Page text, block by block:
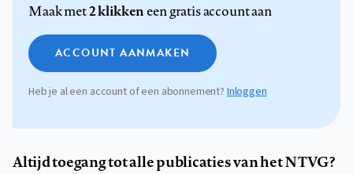
Maak met2 klikkeneen gratis account aan
ACCOUNT AANMAKEN
Heb je al een account of een abonnement? Inloggen
Altijd toegang tot alle publicaties van het NTVG?